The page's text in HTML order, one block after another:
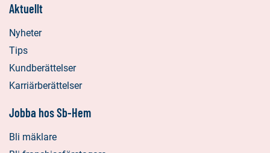
Aktuellt
Nyheter
Tips
Kundberättelser
Karriärberättelser
Jobba hos Sb-Hem
Bli mäklare